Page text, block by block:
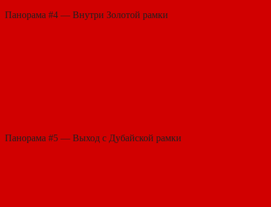
Панорама #4 — Внутри Золотой рамки
Панорама #5 — Выход с Дубайской рамки